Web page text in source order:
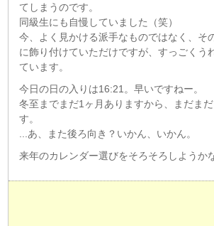
てしまうのです。
同級生にも自慢していました（笑）
今、よく見かける派手なものではなく、そ
に飾り付けていただけですが、すっごくう
ています。
今日の日の入りは16:21。早いですねー。
冬至までまだ1ヶ月ありますから、まだま
す。
...あ、また後ろ向き？いかん、いかん。
来年のカレンダー選びをそろそろしようか